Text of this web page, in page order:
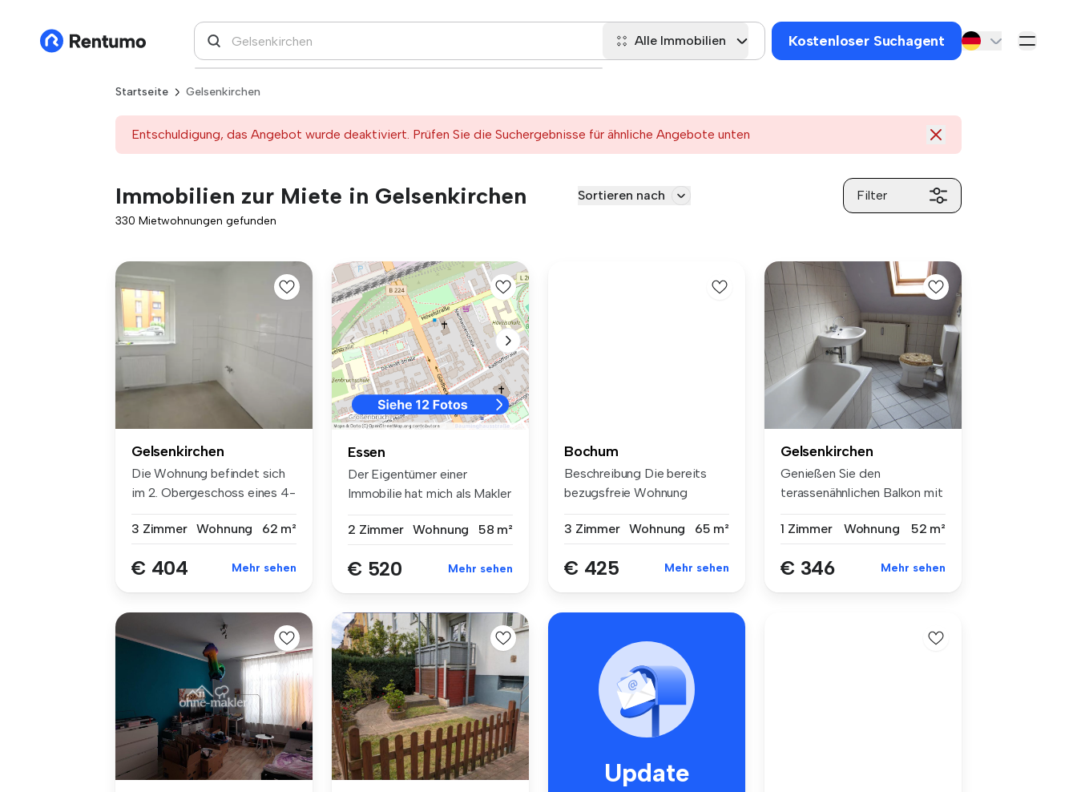
Alle Immobilien Kostenloser Suchagent
Startseite Gelsenkirchen
Entschuldigung, das Angebot wurde deaktiviert. Prüfen Sie die Suchergebnisse für ähnliche Angebote unten
Immobilien zur Miete in Gelsenkirchen Sortieren nach Filter
330 Mietwohnungen gefunden
Gelsenkirchen
Die Wohnung befindet sich
im 2. Obergeschoss eines 4-
3 Zimmer
Wohnung 62 m²
€ 404 Mehr sehen
Essen
Der Eigentümer einer
Immobilie hat mich als Makler
2 Zimmer
Wohnung 58 m²
€ 520 Mehr sehen
Bochum
Beschreibung Die bereits
bezugsfreie Wohnung
3 Zimmer
Wohnung 65 m²
€ 425 Mehr sehen
Gelsenkirchen
Genießen Sie den
terassenähnlichen Balkon mit
1 Zimmer
Wohnung 52 m²
€ 346 Mehr sehen
Update